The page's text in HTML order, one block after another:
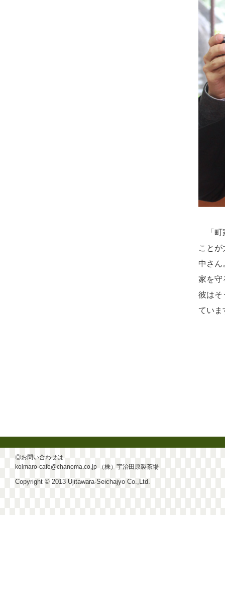
「町
こと
中さん
家を守
彼はそ
ていま
◎お問い合わせは
koimaro-cafe@chanoma.co.jp （株）宇治田原製茶場
Copyright © 2013 Ujitawara-Seichajyo Co.,Ltd.